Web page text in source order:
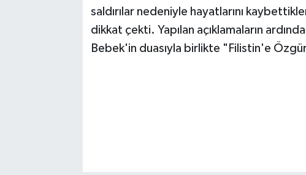
saldırılar nedeniyle hayatlarını
dikkat çekti. Yapılan açıklamaların
Bebek'in duasıyla birlikte "Filistin'e